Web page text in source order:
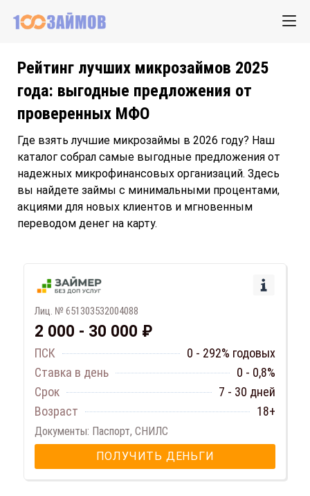
Рейтинг лучших микрозаймов 2025
года: выгодные предложения от
проверенных МФО
Где взять лучшие микрозаймы в 2026 году? Наш
каталог собрал самые выгодные предложения от
надежных микрофинансовых организаций. Здесь
вы найдете займы с минимальными процентами,
акциями для новых клиентов и мгновенным
переводом денег на карту.
Лиц. № 651303532004088
2 000 - 30 000 ₽
ПСК
0 - 292% годовых
Ставка в день
0 - 0,8%
Срок
7 - 30 дней
Возраст
18+
Документы: Паспорт, СНИЛС
ПОЛУЧИТЬ ДЕНЬГИ